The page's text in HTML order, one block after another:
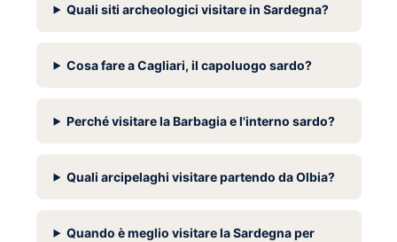
Quali siti archeologici visitare in Sardegna?
Cosa fare a Cagliari, il capoluogo sardo?
Perché visitare la Barbagia e l'interno sardo?
Quali arcipelaghi visitare partendo da Olbia?
Quando è meglio visitare la Sardegna per